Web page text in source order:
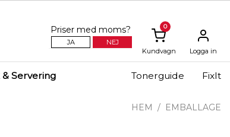
Priser med moms?
JA NEJ
0
Kundvagn Logga in
& Servering Tonerguide FixIt
HEM EMBALLAGE